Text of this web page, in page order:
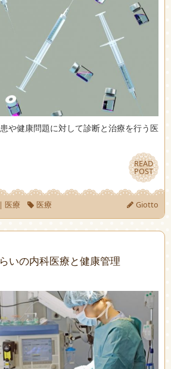
や健康問題に対して診断と治療を行う医
READ
POST
READ
POST
医療 医療 Giotto
いの内科医療と健康管理